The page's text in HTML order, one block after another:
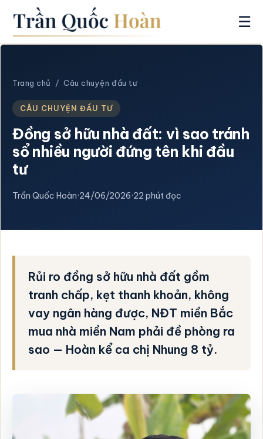
☰
Trang chủ /Câu chuyện đầu tư
CÂU CHUYỆN ĐẦU TƯ
Đồng sở hữu nhà đất: vì sao tránh
sổ nhiều người đứng tên khi đầu
tư
Trần Quốc Hoàn·24/06/2026·22 phút đọc
Rủi ro đồng sở hữu nhà đất gồm
tranh chấp, kẹt thanh khoản, không
vay ngân hàng được, NĐT miền Bắc
mua nhà miền Nam phải đề phòng ra
sao — Hoàn kể ca chị Nhung 8 tỷ.